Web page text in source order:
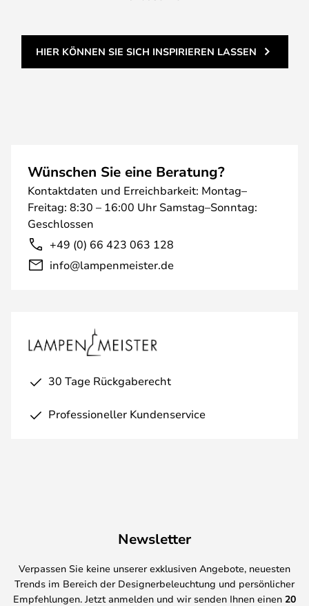
HIER KÖNNEN SIE SICH INSPIRIEREN LASSEN
Wünschen Sie eine Beratung?
Kontaktdaten und Erreichbarkeit: Montag–
Freitag: 8:30 – 16:00 Uhr Samstag–Sonntag:
Geschlossen
+49 (0) 66 423 063 128
info@lampenmeister.de
30 Tage Rückgaberecht
Professioneller Kundenservice
Newsletter
Verpassen Sie keine unserer exklusiven Angebote, neuesten
Trends im Bereich der Designerbeleuchtung und persönlicher
Empfehlungen. Jetzt anmelden und wir senden Ihnen einen 20